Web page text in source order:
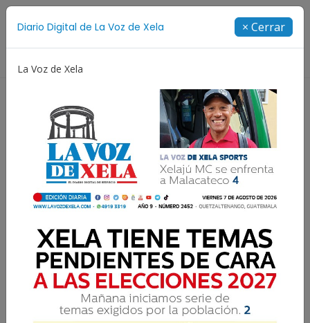
Diario Digital de La Voz de Xela × Cerrar
La Voz de Xela
Lester Martínez recibe la
Orden Presidencial tras
hacer historia